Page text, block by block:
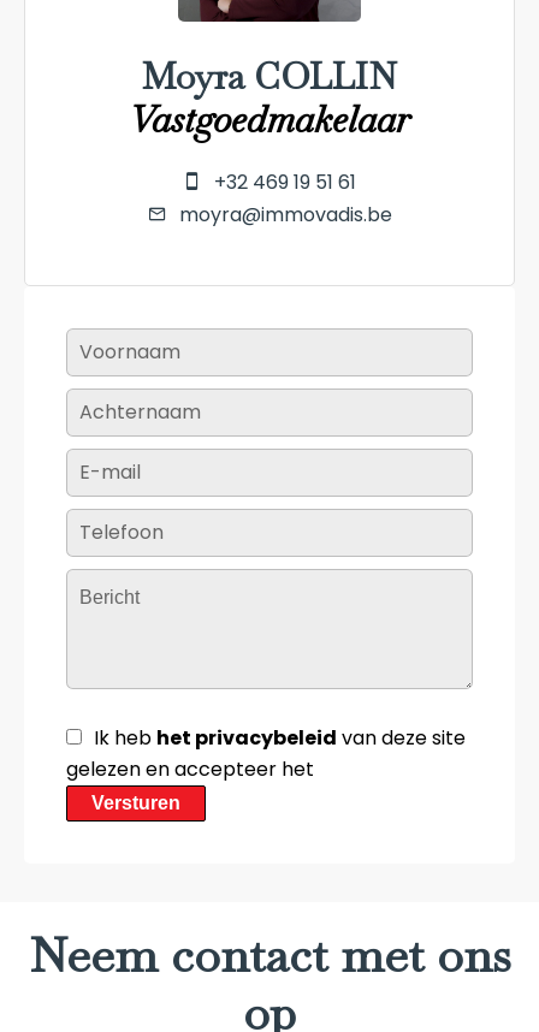
Moyra COLLIN
Vastgoedmakelaar
+32 469 19 51 61
moyra@immovadis.be
Ik heb het privacybeleid van deze site
gelezen en accepteer het
Versturen
Neem contact met ons
op